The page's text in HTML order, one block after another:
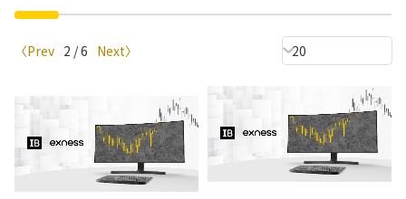
〈Prev 2 / 6 Next〉